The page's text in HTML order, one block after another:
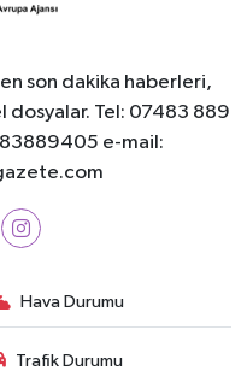
son dakika haberleri,
dosyalar. Tel: 07483 889
e-mail:
Hava Durumu
Trafik Durumu